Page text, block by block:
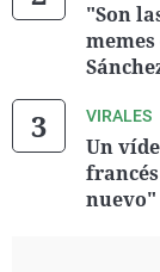
"Son
VIRALES
Un
nuevo"